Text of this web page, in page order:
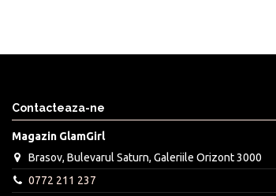
Contacteaza-ne
Magazin GlamGirl
Brasov, Bulevarul Saturn, Galeriile Orizont 3000
0772 211 237